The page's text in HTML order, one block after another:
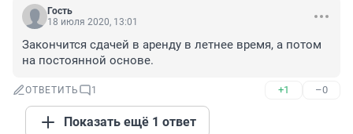
Гость
18 июля 2020, 13:01
Закончится сдачей в аренду в летнее время, а потом
на постоянной основе.
ОТВЕТИТЬ 1 +1 –0
Показать ещё 1 ответ